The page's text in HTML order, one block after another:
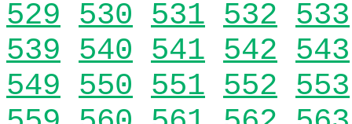
529 530 531 532 533
539 540 541 542 543
549 550 551 552 553